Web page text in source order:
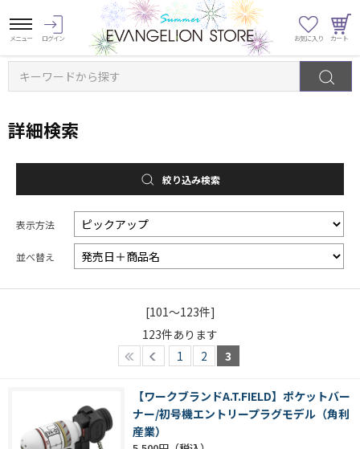
キーワードから探す
詳細検索
絞り込み検索
表示方法
並べ替え
[101～123件]
123件あります
1
2 3
【ワークブランドA.T.FIELD】ポケットバー
ナー/初号機エントリープラグモデル（角利
産業）